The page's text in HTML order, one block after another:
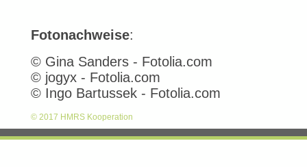
Fotonachweise:
© Gina Sanders - Fotolia.com
© jogyx - Fotolia.com
© Ingo Bartussek - Fotolia.com
© 2017 HMRS Kooperation